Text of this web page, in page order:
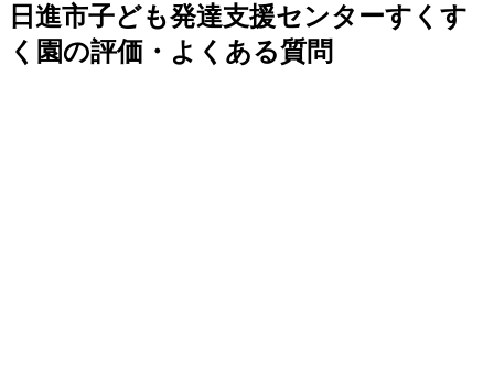
日進市子ども発達支援センターすくす
く園の評価・よくある質問